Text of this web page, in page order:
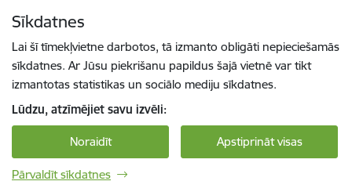
Sīkdatnes
Lai šī tīmekļvietne darbotos, tā izmanto obligāti nepieciešamās
sīkdatnes. Ar Jūsu piekrišanu papildus šajā vietnē var tikt
izmantotas statistikas un sociālo mediju sīkdatnes.
Lūdzu, atzīmējiet savu izvēli:
Noraidīt Apstiprināt visas
Pārvaldīt sīkdatnes